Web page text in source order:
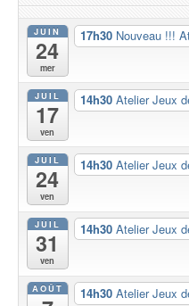
JUIN
24
mer
17h30 Nouveau !!!
JUIL
17
ven
14h30 Atelier Jeux
JUIL
24
ven
14h30 Atelier Jeux
JUIL
31
ven
14h30 Atelier Jeux
AOÛT 14h30 Atelier Jeux